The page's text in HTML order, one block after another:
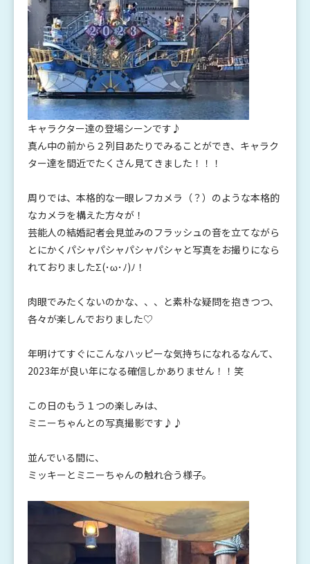
キャラクター達の登場シーンです♪
真ん中の前から２列目あたりでみることができ、キャラク
ター達を間近でたくさん見てきました！！！
周りでは、本格的な一眼レフカメラ（？）のような本格的
なカメラを構えた方々が！
芸能人の結婚記者会見並みのフラッシュの音を立てながら
とにかくパシャパシャパシャパシャと写真をお撮りになら
れておりましたΣ(･ω･ﾉ)ﾉ！
肉眼でみたくないのかな、、、と素朴な疑問を抱きつつ、
各々が楽しんでおりました♡
年明けてすぐにこんなハッピーな気持ちになれるなんて、
2023年が良い年になる確信しかありません！！笑
この日のもう１つの楽しみは、
ミニーちゃんとの写真撮影です♪♪
並んでいる間に、
ミッキーとミニーちゃんの触れ合う様子。